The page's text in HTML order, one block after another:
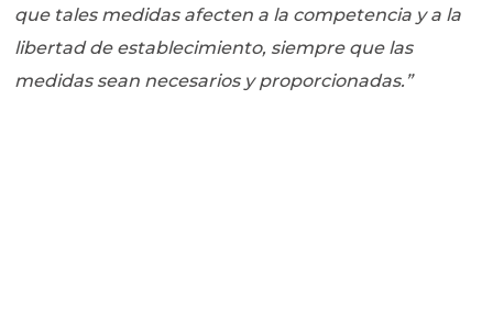
que tales medidas afecten a la competencia y a la
libertad de establecimiento, siempre que las
medidas sean necesarios y proporcionadas.”